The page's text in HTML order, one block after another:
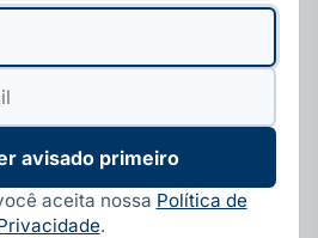
avisado primeiro
aceita nossa Política de
.